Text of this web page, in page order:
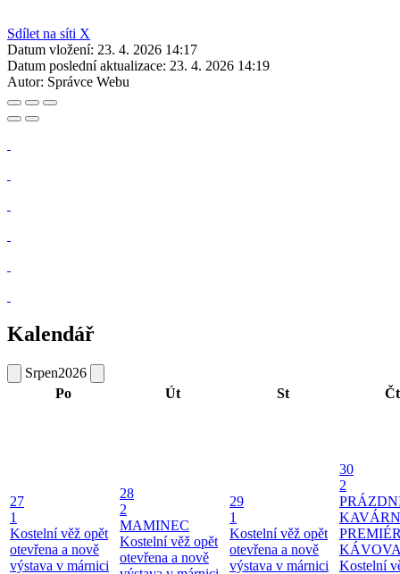
Sdílet na síti X
Datum vložení: 23. 4. 2026 14:17
Datum poslední aktualizace: 23. 4. 2026 14:19
Autor: Správce Webu
Kalendář
Srpen2026
Po
Út St Čt
27
1
Kostelní věž opět
otevřena a nově
výstava v márnici
28
2
MAMINEC
Kostelní věž opět
otevřena a nově
29
1
Kostelní věž opět
otevřena a nově
výstava v márnici
30
2
Kostelní